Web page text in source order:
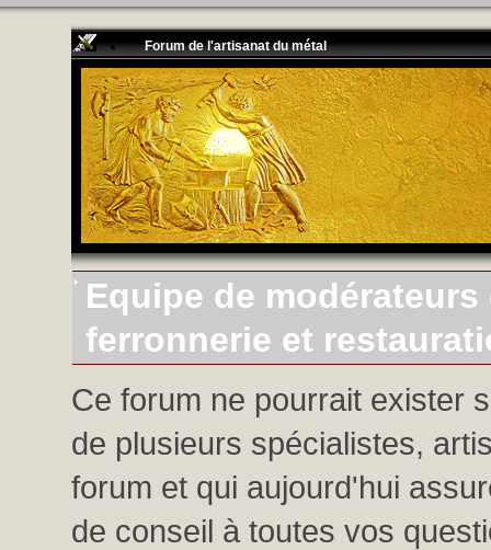
Forum de l'artisanat du métal
Equipe de
ferronnerie et
Ce forum ne pourrait exister
de plusieurs spécialistes,
forum et qui aujourd'hui
de conseil à toutes vos